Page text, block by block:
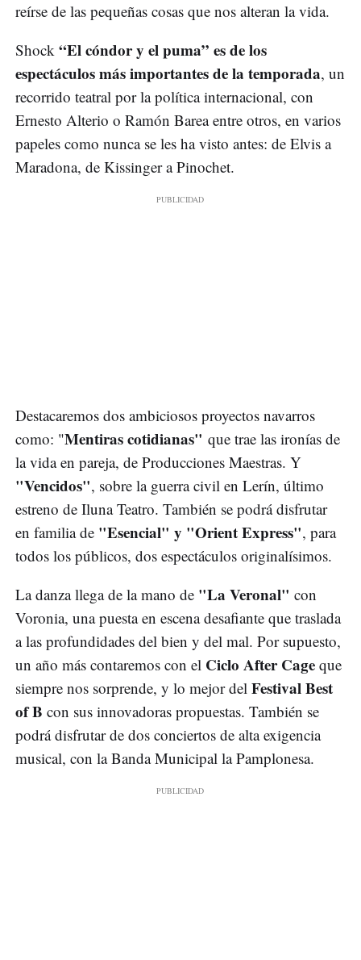
reírse de las pequeñas cosas que nos alteran la vida.
Shock “El cóndor y el puma” es de los
espectáculos más importantes de la temporada, un
recorrido teatral por la política internacional, con
Ernesto Alterio o Ramón Barea entre otros, en varios
papeles como nunca se les ha visto antes: de Elvis a
Maradona, de Kissinger a Pinochet.
Destacaremos dos ambiciosos proyectos navarros
como: "Mentiras cotidianas" que trae las ironías de
la vida en pareja, de Producciones Maestras. Y
"Vencidos", sobre la guerra civil en Lerín, último
estreno de Iluna Teatro. También se podrá disfrutar
en familia de "Esencial" y "Orient Express", para
todos los públicos, dos espectáculos originalísimos.
La danza llega de la mano de "La Veronal" con
Voronia, una puesta en escena desafiante que traslada
a las profundidades del bien y del mal. Por supuesto,
un año más contaremos con el Ciclo After Cage que
siempre nos sorprende, y lo mejor del Festival Best
of B con sus innovadoras propuestas. También se
podrá disfrutar de dos conciertos de alta exigencia
musical, con la Banda Municipal la Pamplonesa.